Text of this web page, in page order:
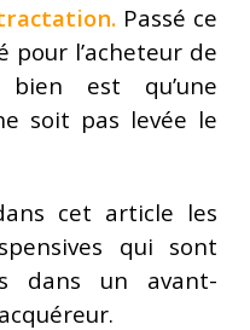
Passé ce
pour l’acheteur de
est qu’une
soit pas levée le
cet article les
qui sont
dans un avant-